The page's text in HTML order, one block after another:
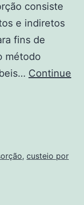
consiste
e indiretos
fins de
método
Continue
, custeio por